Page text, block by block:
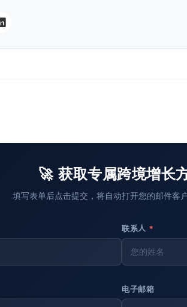
🚀 获取专属跨境增长
填写表单后点击提交，将自动打开您的邮件客
联系人 *
电子邮箱